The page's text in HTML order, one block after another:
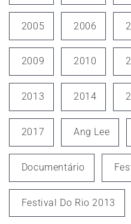
2005 2006
2009 2010
2013 2014
2017 Ang Lee
Documentário
Festival Do Rio 2013